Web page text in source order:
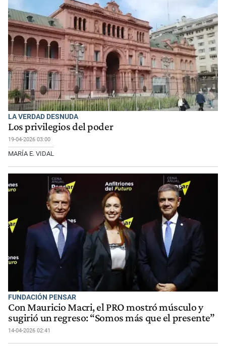
LA VERDAD DESNUDA
Los privilegios del poder
19-04-2026 03:00
MARÍA E. VIDAL
FUNDACIÓN PENSAR
Con Mauricio Macri, el PRO mostró músculo y
sugirió un regreso: “Somos más que el presente”
14-04-2026 02:41